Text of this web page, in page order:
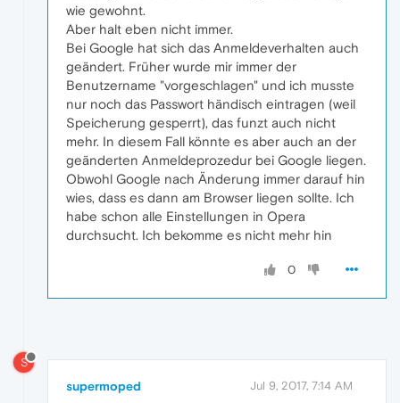
wie gewohnt.
Aber halt eben nicht immer.
Bei Google hat sich das Anmeldeverhalten auch
geändert. Früher wurde mir immer der
Benutzername "vorgeschlagen" und ich musste
nur noch das Passwort händisch eintragen (weil
Speicherung gesperrt), das funzt auch nicht
mehr. In diesem Fall könnte es aber auch an der
geänderten Anmeldeprozedur bei Google liegen.
Obwohl Google nach Änderung immer darauf hin
wies, dass es dann am Browser liegen sollte. Ich
habe schon alle Einstellungen in Opera
durchsucht. Ich bekomme es nicht mehr hin
0
S
supermoped Jul 9, 2017, 7:14 AM